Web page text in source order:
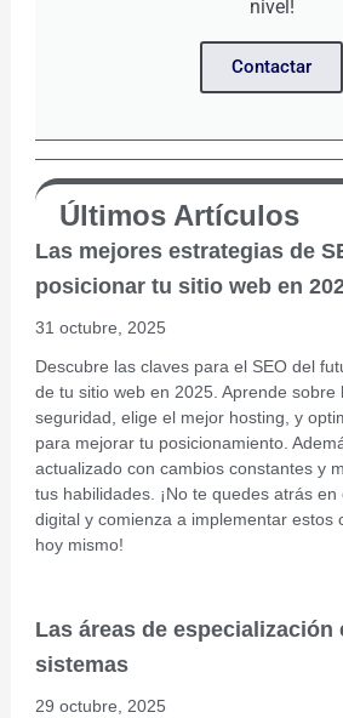
nivel!
Contactar
Últimos Artículos
Las mejores estrategias de
posicionar tu sitio web en
31 octubre, 2025
Descubre las claves para el SEO del
de tu sitio web en 2025. Aprende sobre
seguridad, elige el mejor hosting, y
para mejorar tu posicionamiento.
actualizado con cambios constantes y
tus habilidades. ¡No te quedes atrás
digital y comienza a implementar estos
hoy mismo!
Las áreas de especialización
sistemas
29 octubre, 2025